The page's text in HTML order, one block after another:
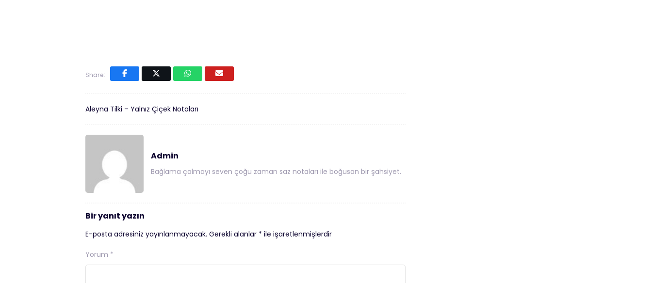
Share:
Aleyna Tilki – Yalnız Çiçek Notaları
Admin
Bağlama çalmayı seven çoğu zaman saz notaları ile boğusan bir şahsiyet.
Bir yanıt yazın
E-posta adresiniz yayınlanmayacak. Gerekli alanlar * ile işaretlenmişlerdir
Yorum *